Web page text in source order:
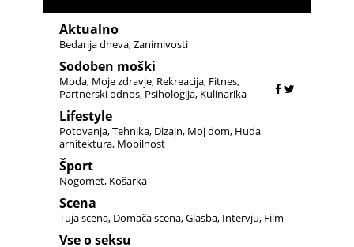
Aktualno
Bedarija dneva Zanimivosti
Sodoben moški
Moda Moje zdravje Rekreacija Fitnes
Partnerski odnos Psihologija Kulinarika
Lifestyle
Potovanja Tehnika Dizajn Moj dom Huda
arhitektura Mobilnost
Šport
Nogomet Košarka
Scena
Tuja scena Domača scena Glasba Intervju Film
Vse o seksu